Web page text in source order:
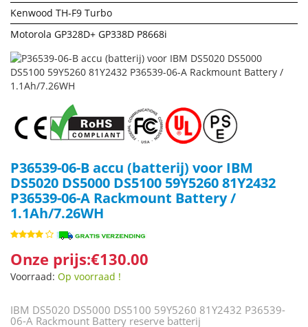
Kenwood TH-F9 Turbo
Motorola GP328D+ GP338D P8668i
P36539-06-B accu (batterij) voor IBM
DS5020 DS5000 DS5100 59Y5260 81Y2432
P36539-06-A Rackmount Battery /
1.1Ah/7.26WH
Onze prijs:€130.00
Voorraad: Op voorraad !
IBM DS5020 DS5000 DS5100 59Y5260 81Y2432 P36539-
06-A Rackmount Battery reserve batterij